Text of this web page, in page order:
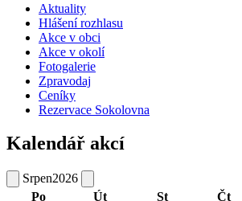
Aktuality
Hlášení rozhlasu
Akce v obci
Akce v okolí
Fotogalerie
Zpravodaj
Ceníky
Rezervace Sokolovna
Kalendář akcí
Srpen2026
Po
Út St Čt